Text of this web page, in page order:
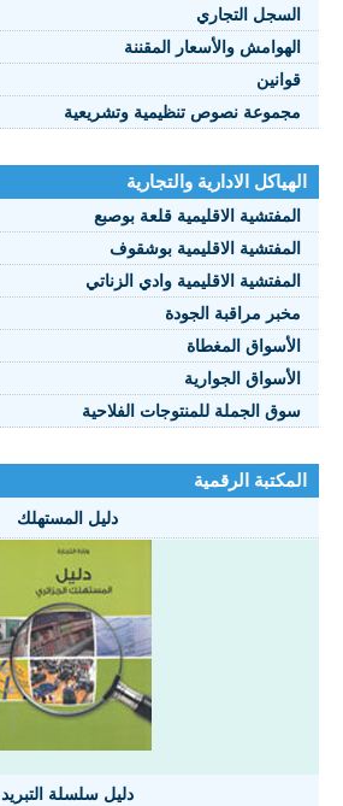
السجل التجاري
الهوامش والأسعار المقننة
قوانين
مجموعة نصوص تنظيمية وتشريعية
الهياكل الادارية والتجارية
المفتشية الاقليمية قلعة بوصبع
المفتشية الاقليمية بوشقوف
المفتشية الاقليمية وادي الزناتي
مخبر مراقبة الجودة
الأسواق المغطاة
الأسواق الجوارية
سوق الجملة للمنتوجات الفلاحية
المكتبة الرقمية
دليل المستهلك
دليل سلسلة التبريد